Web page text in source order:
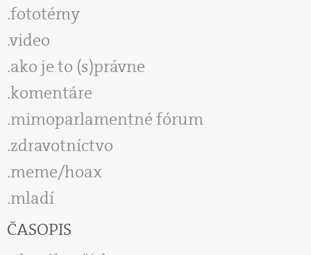
fototémy
video
ako je to (s)právne
komentáre
mimoparlamentné fórum
zdravotníctvo
meme/hoax
mladí
ČASOPIS